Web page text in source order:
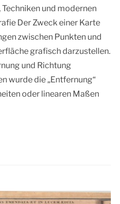
und modernen
Der Zweck einer Karte
zwischen Punkten und
grafisch darzustellen.
und Richtung
wurde die „Entfernung“
oder linearen Maßen